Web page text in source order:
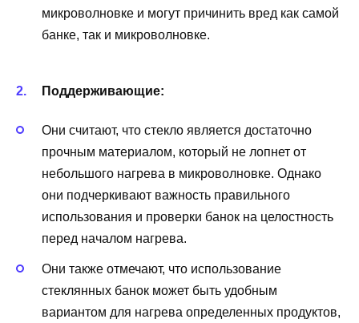
микроволновке и могут причинить вред как самой
банке, так и микроволновке.
Поддерживающие:
Они считают, что стекло является достаточно
прочным материалом, который не лопнет от
небольшого нагрева в микроволновке. Однако
они подчеркивают важность правильного
использования и проверки банок на целостность
перед началом нагрева.
Они также отмечают, что использование
стеклянных банок может быть удобным
вариантом для нагрева определенных продуктов,